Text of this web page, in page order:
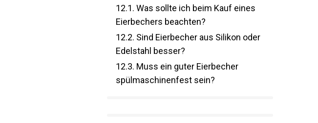
12.1. Was sollte ich beim Kauf eines
Eierbechers beachten?
12.2. Sind Eierbecher aus Silikon oder
Edelstahl besser?
12.3. Muss ein guter Eierbecher
spülmaschinenfest sein?